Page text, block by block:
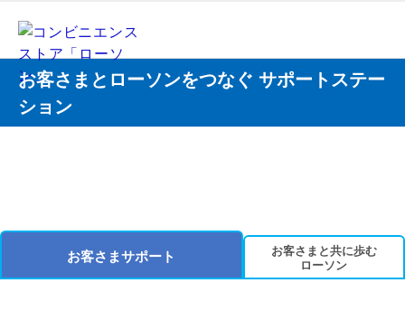
お客さまとローソンをつなぐ サポートステー
ション
お客さまサポート
お客さまと共に歩む
ローソン